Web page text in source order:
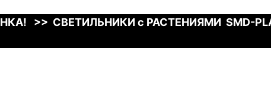
>> СВЕТИЛЬНИКИ с РАСТЕНИЯМИ SMD-